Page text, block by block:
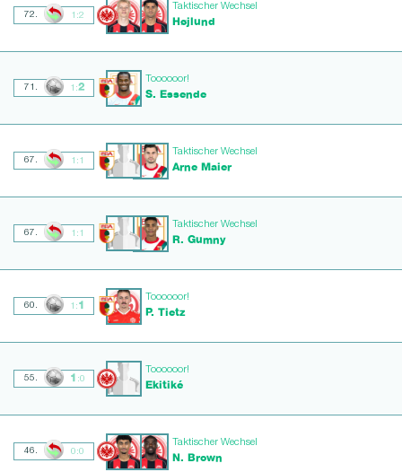
72. 1:2
Taktischer Wechsel
Højlund
71. 1:2
Toooooor!
S. Essende
67. 1:1
Taktischer Wechsel
Arne Maier
67. 1:1
Taktischer Wechsel
R. Gumny
60. 1: 1
Toooooor!
P. Tietz
55. 1 :0
Toooooor!
Ekitiké
46. 0:0
Taktischer Wechsel
N. Brown